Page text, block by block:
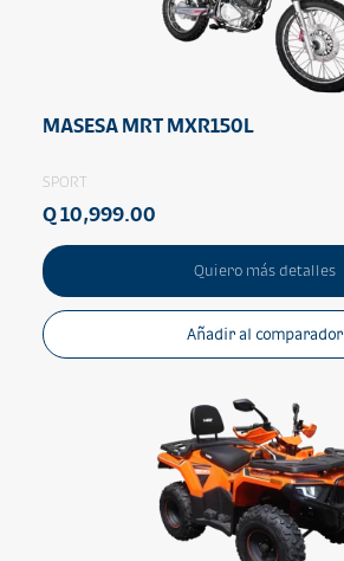
MASESA MRT MXR150L
SPORT
Q 10,999.00
Quiero más detalles
Añadir al comparador